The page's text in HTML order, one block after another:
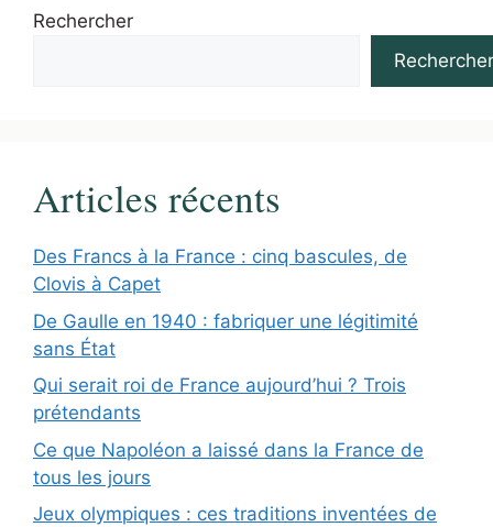
Rechercher
Rechercher
Articles récents
Des Francs à la France : cinq bascules, de
Clovis à Capet
De Gaulle en 1940 : fabriquer une légitimité
sans État
Qui serait roi de France aujourd’hui ? Trois
prétendants
Ce que Napoléon a laissé dans la France de
tous les jours
Jeux olympiques : ces traditions inventées de